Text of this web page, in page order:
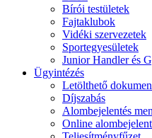
Bírói testületek
Fajtaklubok
Vidéki szervezetek
Sportegyesületek
Junior Handler és
Ügyintézés
Letölthető
Díjszabás
Alombejelentés
Online